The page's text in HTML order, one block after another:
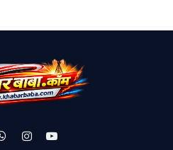
WhatsApp
InstagramYouTube